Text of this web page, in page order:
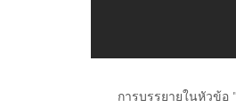
การบรรยายในหัวข้อ